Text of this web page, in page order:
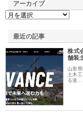
アーカイブ
最近の記事
株式
舗装
山形
土木
る道…